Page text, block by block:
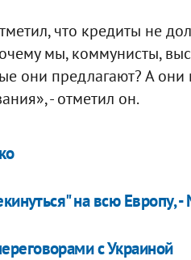
что кредиты не
мы, коммунисты,
они предлагают? А они
- отметил он.
на всю Европу,
с Украиной